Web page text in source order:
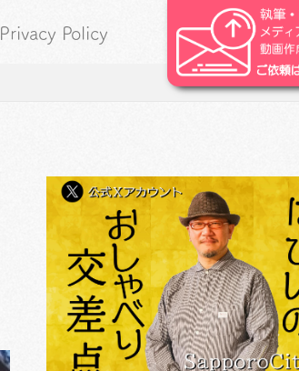
Privacy Policy